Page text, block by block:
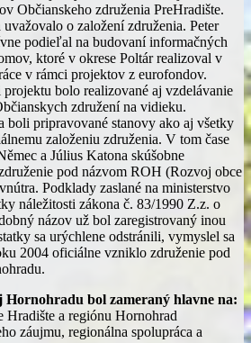
Občianskeho združenia PreHradište.
o založení združenia. Peter
podieľal na budovaní informačných
ktoré v okrese Poltár realizoval v
v rámci projektov z eurofondov.
bolo realizované aj vzdelávanie
združení na vidieku.
boli pripravované stanovy ako aj všetky
založeniu združenia. V tom čase
a Július Katona skúšobne
pod názvom ROH (Rozvoj obce
Podklady zaslané na ministerstvo
náležitosti zákona č. 83/1990 Z.z. o
názov už bol zaregistrovaný inou
sa urýchlene odstránili, vymyslel sa
2004 oficiálne vzniklo združenie pod
bol zameraný hlavne na:
a regiónu Hornohrad
záujmu, regionálna spolupráca a